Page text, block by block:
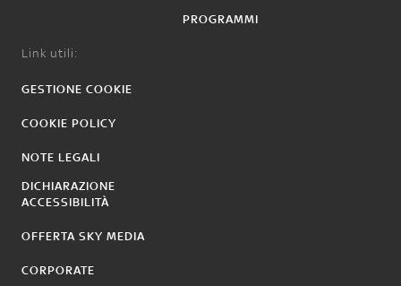
PROGRAMMI
Link utili:
GESTIONE COOKIE
COOKIE POLICY
NOTE LEGALI
DICHIARAZIONE
ACCESSIBILITÀ
OFFERTA SKY MEDIA
CORPORATE